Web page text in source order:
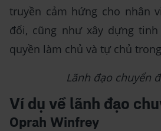
truyền cảm hứng cho nhân
đổi, cũng như xây dựng
quyền làm chủ và tự chủ
Lãnh đạo chuyển
Ví dụ về lãnh đạo
Oprah Winfrey